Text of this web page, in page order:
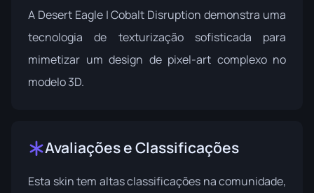
A Desert Eagle | Cobalt Disruption demonstra uma
tecnologia de texturização sofisticada para
mimetizar um design de pixel-art complexo no
modelo 3D.
Avaliações e Classificações
Esta skin tem altas classificações na comunidade,